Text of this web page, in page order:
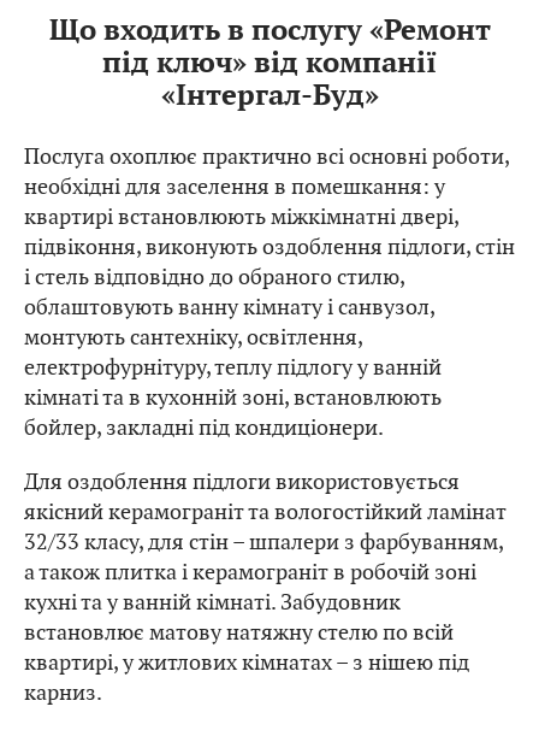
Що входить в послугу «Ремонт
під ключ» від компанії
«Інтергал-Буд»
Послуга охоплює практично всі основні роботи,
необхідні для заселення в помешкання: у
квартирі встановлюють міжкімнатні двері,
підвіконня, виконують оздоблення підлоги, стін
і стель відповідно до обраного стилю,
облаштовують ванну кімнату і санвузол,
монтують сантехніку, освітлення,
електрофурнітуру, теплу підлогу у ванній
кімнаті та в кухонній зоні, встановлюють
бойлер, закладні під кондиціонери.
Для оздоблення підлоги використовується
якісний керамограніт та вологостійкий ламінат
32/33 класу, для стін – шпалери з фарбуванням,
а також плитка і керамограніт в робочій зоні
кухні та у ванній кімнаті. Забудовник
встановлює матову натяжну стелю по всій
квартирі, у житлових кімнатах – з нішею під
карниз.